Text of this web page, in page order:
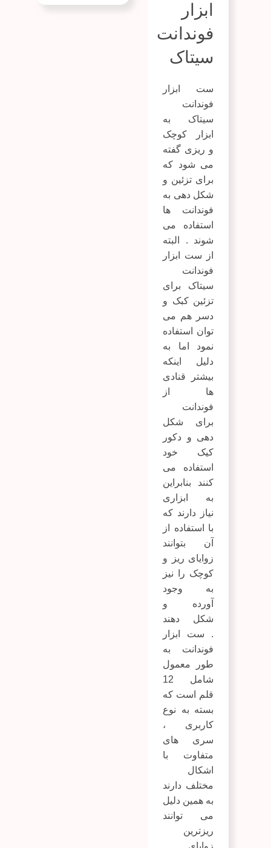
ابزار
فوندانت
سیتاک
ست ابزار
فوندانت
سیتاک به
ابزار کوچک
و ریزی گفته
می شود که
برای تزئین و
شکل دهی به
فوندانت ها
استفاده می
شوند . البته
از ست ابزار
فوندانت
سیتاک برای
تزئین کبک و
دسر هم می
توان استفاده
نمود اما به
دلیل اینکه
بیشتر قنادی
ها از
فوندانت
برای شکل
دهی و دکور
کیک خود
استفاده می
کنند بنابراین
به ابزاری
نیاز دارند که
با استفاده از
آن بتوانند
زوایای ریز و
کوچک را نیز
به وجود
آورده و
شکل دهند
. ست ابزار
فوندانت به
طور معمول
شامل 12
قلم است که
بسته به نوع
کاربری ،
سری های
متفاوت با
اشکال
مختلف دارند
به همین دلیل
می توانند
ریزترین
زوایای